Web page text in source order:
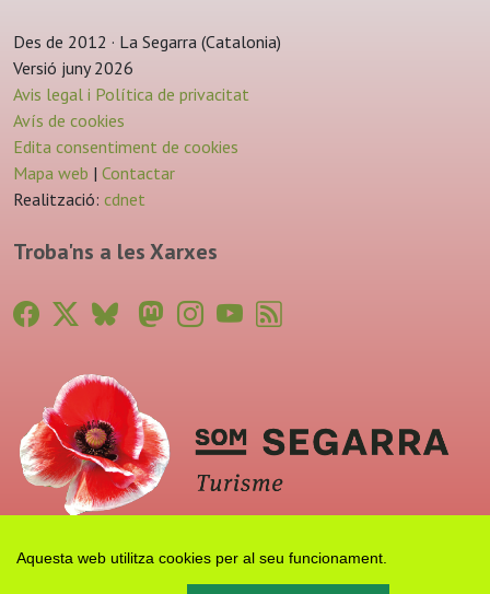
Aquesta web utilitza cookies per al seu funcionament.
Des de 2012 · La Segarra (Catalonia)
Versió juny 2026
Avis legal i Política de privacitat
Avís de cookies
Edita consentiment de cookies
Mapa web | Contactar
Realització: cdnet
Troba'ns a les Xarxes